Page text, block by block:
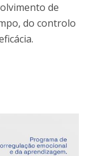
de
do controlo